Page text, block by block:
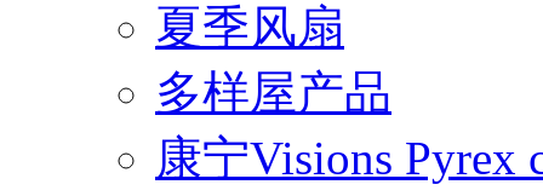
夏季风扇
多样屋产品
康宁Visions Pyrex